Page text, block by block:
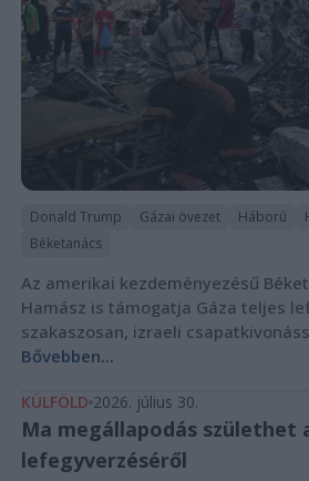
Donald Trump Gázai övezet Háború
Béketanács
Az amerikai kezdeményezésű
Hamász is támogatja Gáza teljes
szakaszosan, izraeli
Bővebben...
KÜLFÖLD 2026. július 30.
Ma megállapodás születhet
lefegyverzéséről